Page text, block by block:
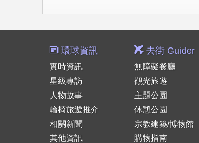
環球資訊
實時資訊
星級專訪
人物故事
輪椅旅遊推介
相關新聞
其他資訊
去街 Guider
無障礙餐廳
觀光旅遊
主題公園
休憩公園
宗教建築/博物館
購物指南